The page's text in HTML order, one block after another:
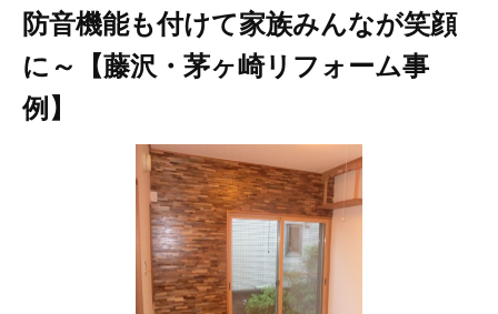
防音機能も付けて家族みんなが笑顔
に～【藤沢・茅ヶ崎リフォーム事
例】